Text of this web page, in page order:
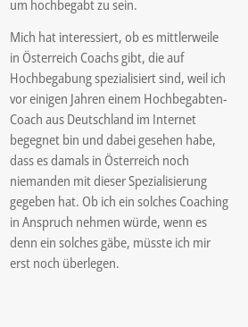
um hochbegabt zu sein.
Mich hat interessiert, ob es mittlerweile
in Österreich Coachs gibt, die auf
Hochbegabung spezialisiert sind, weil ich
vor einigen Jahren einem Hochbegabten-
Coach aus Deutschland im Internet
begegnet bin und dabei gesehen habe,
dass es damals in Österreich noch
niemanden mit dieser Spezialisierung
gegeben hat. Ob ich ein solches Coaching
in Anspruch nehmen würde, wenn es
denn ein solches gäbe, müsste ich mir
erst noch überlegen.